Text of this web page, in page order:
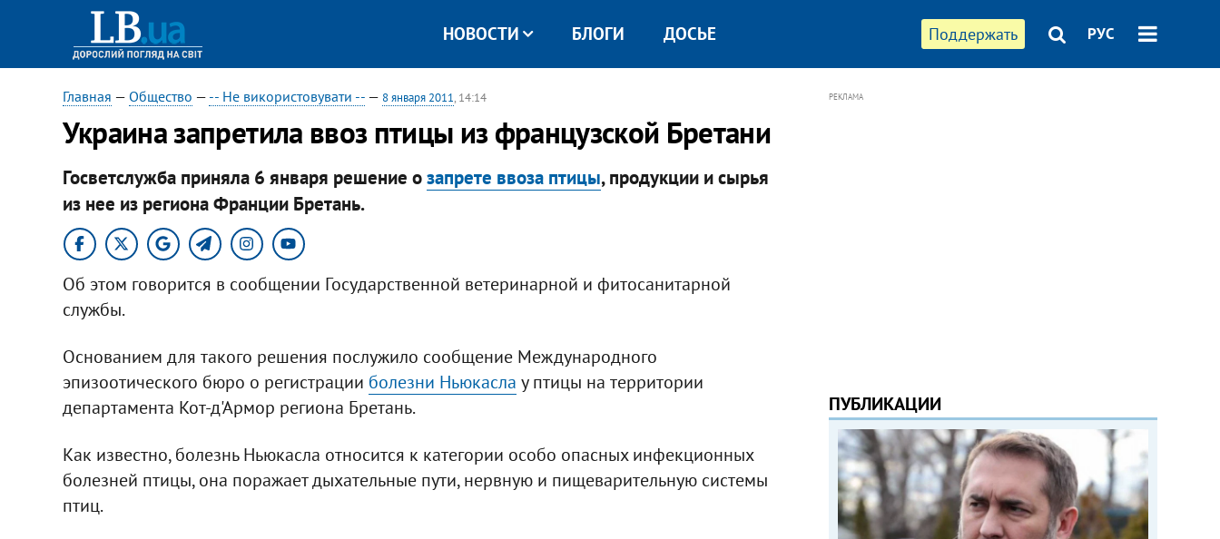
Поддержать РУС
НОВОСТИ БЛОГИ ДОСЬЕ
Главная — Общество — -- Не використовувати --— 8 января 2011, 14:14
Украина запретила ввоз птицы из французской Бретани
Госветслужба приняла 6 января решение озапрете ввоза птицы, продукции и сырья
из нее из региона Франции Бретань.
Об этом говорится в сообщении Государственной ветеринарной и фитосанитарной
службы.
Основанием для такого решения послужило сообщение Международного
эпизоотического бюро о регистрации болезни Ньюкасла у птицы на территории
департамента Кот-д'Армор региона Бретань.
Как известно, болезнь Ньюкасла относится к категории особо опасных инфекционных
болезней птицы, она поражает дыхательные пути, нервную и пищеварительную системы
птиц.
РЕКЛАМА
ПУБЛИКАЦИИ